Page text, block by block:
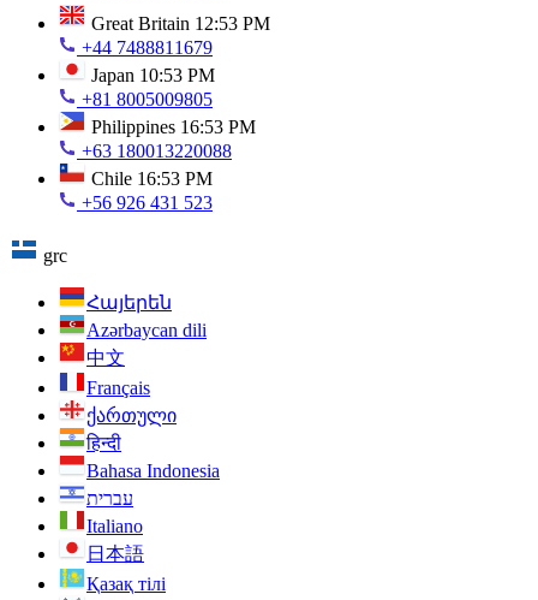
Great Britain 12:53 PM
+44 7488811679
Japan 10:53 PM
+81 8005009805
Philippines 16:53 PM
+63 180013220088
Chile 16:53 PM
+56 926 431 523
grc
Հայերեն
Azərbaycan dili
中文
Français
ქართული
हिन्दी
Bahasa Indonesia
עברית
Italiano
日本語
Қазақ тілі